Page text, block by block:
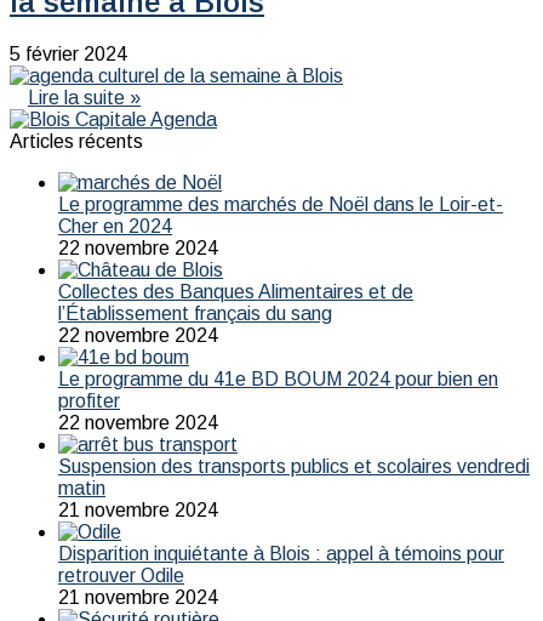
5 février 2024
Lire la suite »
Articles récents
Le programme des marchés de Noël dans le Loir-et-
Cher en 2024
22 novembre 2024
Collectes des Banques Alimentaires et de
l’Établissement français du sang
22 novembre 2024
Le programme du 41e BD BOUM 2024 pour bien en
profiter
22 novembre 2024
Suspension des transports publics et scolaires vendredi
matin
21 novembre 2024
Disparition inquiétante à Blois : appel à témoins pour
retrouver Odile
21 novembre 2024